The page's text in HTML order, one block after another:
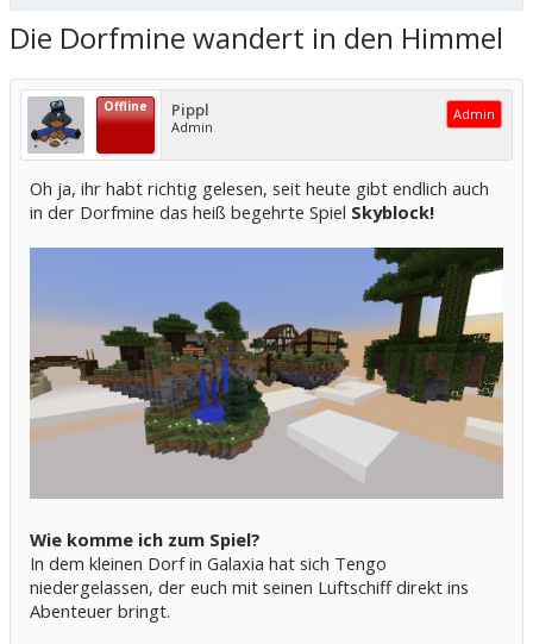
Die Dorfmine wandert in den Himmel
Offline Pippl
Admin
Admin
Oh ja, ihr habt richtig gelesen, seit heute gibt endlich auch
in der Dorfmine das heiß begehrte Spiel Skyblock!
Wie komme ich zum Spiel?
In dem kleinen Dorf in Galaxia hat sich Tengo
niedergelassen, der euch mit seinen Luftschiff direkt ins
Abenteuer bringt.